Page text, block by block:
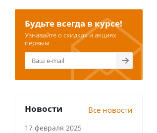
Будьте всегда в курсе!
Узнавайте о скидках и акциях
первым
Новости Все новости
17 февраля 2025